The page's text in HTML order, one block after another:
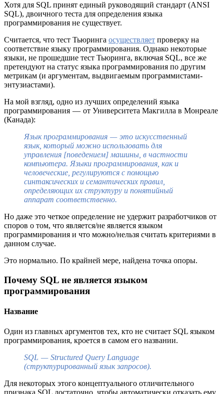
Хотя для SQL принят единый руководящий стандарт (ANSI
SQL), двоичного теста для определения языка
программирования не существует.
Считается, что тест Тьюринга осуществляет проверку на
соответствие языку программирования. Однако некоторые
языки, не прошедшие тест Тьюринга, включая SQL, все же
претендуют на статус языка программирования по другим
метрикам (и аргументам, выдвигаемым программистами-
энтузиастами).
На мой взгляд, одно из лучших определений языка
программирования — от Университета Макгилла в Монреале
(Канада):
Язык программирования — это искусственный
язык, который можно использовать для
управления [поведением] машины, в частности
компьютера. Языки программирования, как и
человеческие, регулируются с помощью
синтаксических и семантических правил,
определяющих их структуру и понятийный
аппарат соответственно.
Но даже это четкое определение не удержит разработчиков от
споров о том, что является/не является языком
программирования и что можно/нельзя считать критериями в
данном случае.
Это нормально. По крайней мере, найдена точка опоры.
Почему SQL не является языком
программирования
Название
Один из главных аргументов тех, кто не считает SQL языком
программирования, кроется в самом его названии.
SQL — Structured Query Language
(структурированный язык запросов).
Для некоторых этого концептуального отличительного
признака SQL достаточно, чтобы автоматически отказать ему